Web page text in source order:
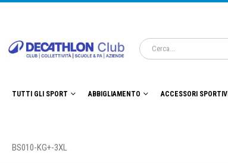
TUTTI GLI SPORT ABBIGLIAMENTO ACCESSORI SPORTIVI
BS010-KG+-3XL